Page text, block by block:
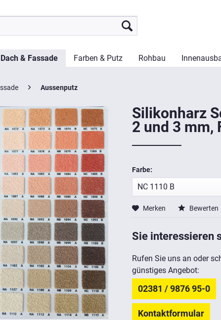
Dach & Fassade Farben & Putz Rohbau
Aussenputz
Silikonharz
2 und 3 mm,
Farbe:
Merken Bewerten
Sie interessieren
Rufen Sie uns an oder
günstiges Angebot:
02381 / 9876 95-0
Kontaktformular